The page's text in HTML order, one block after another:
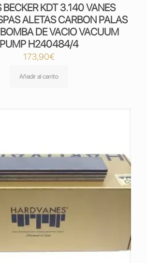
BECKER KDT 3.140 VANES
ALETAS CARBON PALAS
DE VACIO VACUUM
PUMP H240484/4
173,90€
Añadir al carrito